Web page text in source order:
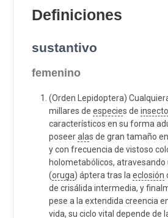
Definiciones
sustantivo
femenino
(Orden Lepidoptera)
millares de especies de insecto
característicos en su forma
poseeralas de gran tamaño
y con frecuencia de vistoso
holometabólicos, atravesando
(oruga) áptera tras la eclosión
de crisálida intermedia, y
pese a la extendida creencia
vida, su ciclo vital depende de